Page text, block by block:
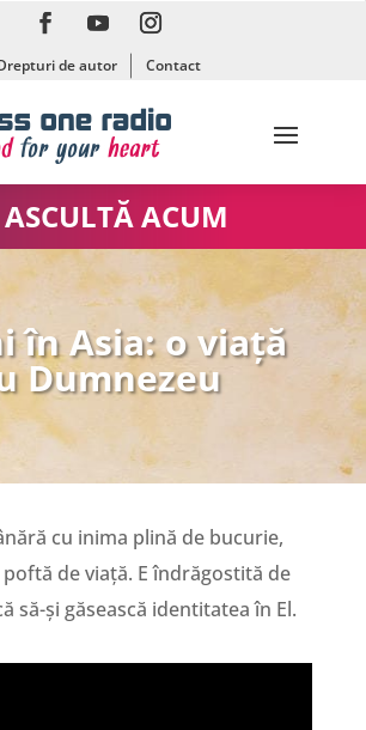
de autor Contact
ASCULTĂ ACUM
în Asia: o viață
Dumnezeu
cu inima plină de bucurie,
de viață. E îndrăgostită de
să-și găsească identitatea în El.